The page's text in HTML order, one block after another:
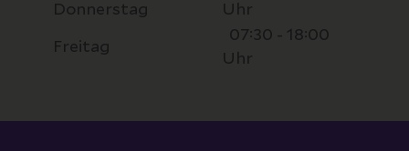
Donnerstag
Uhr
Freitag
07:30 - 18:00
Uhr